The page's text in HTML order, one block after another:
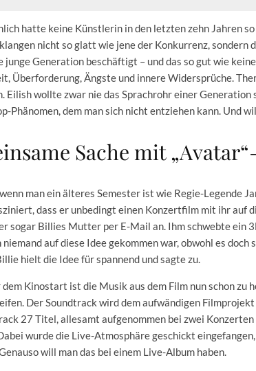
hatte keine Künstlerin in den letzten zehn Jahren
nicht so glatt wie jene der Konkurrenz,
junge Generation beschäftigt – und das so gut wie
Überforderung, Ängste und innere Widersprüche.
Eilish wollte zwar nie das Sprachrohr einer Generation
Phänomen, dem man sich nicht entziehen kann. Und
Sache mit
man ein älteres Semester ist wie Regie-Legende
dass er unbedingt einen Konzertfilm mit ihr auf
sogar Billies Mutter per E-Mail an. Ihm schwebte ein
niemand auf diese Idee gekommen war, obwohl es
hielt die Idee für spannend und sagte zu.
Kinostart ist die Musik aus dem Film nun schon zu
Der Soundtrack wird dem aufwändigen
27 Titel, allesamt aufgenommen bei zwei
wurde die Live-Atmosphäre geschickt
will man das bei einem Live-Album haben.